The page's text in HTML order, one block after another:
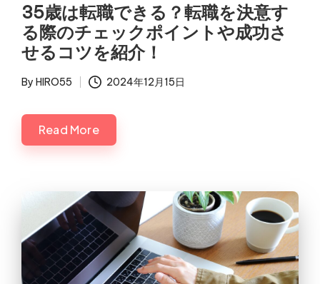
35歳は転職できる？転職を決意す
る際のチェックポイントや成功さ
せるコツを紹介！
Posted
By HIRO55 2024年12月15日
Read More